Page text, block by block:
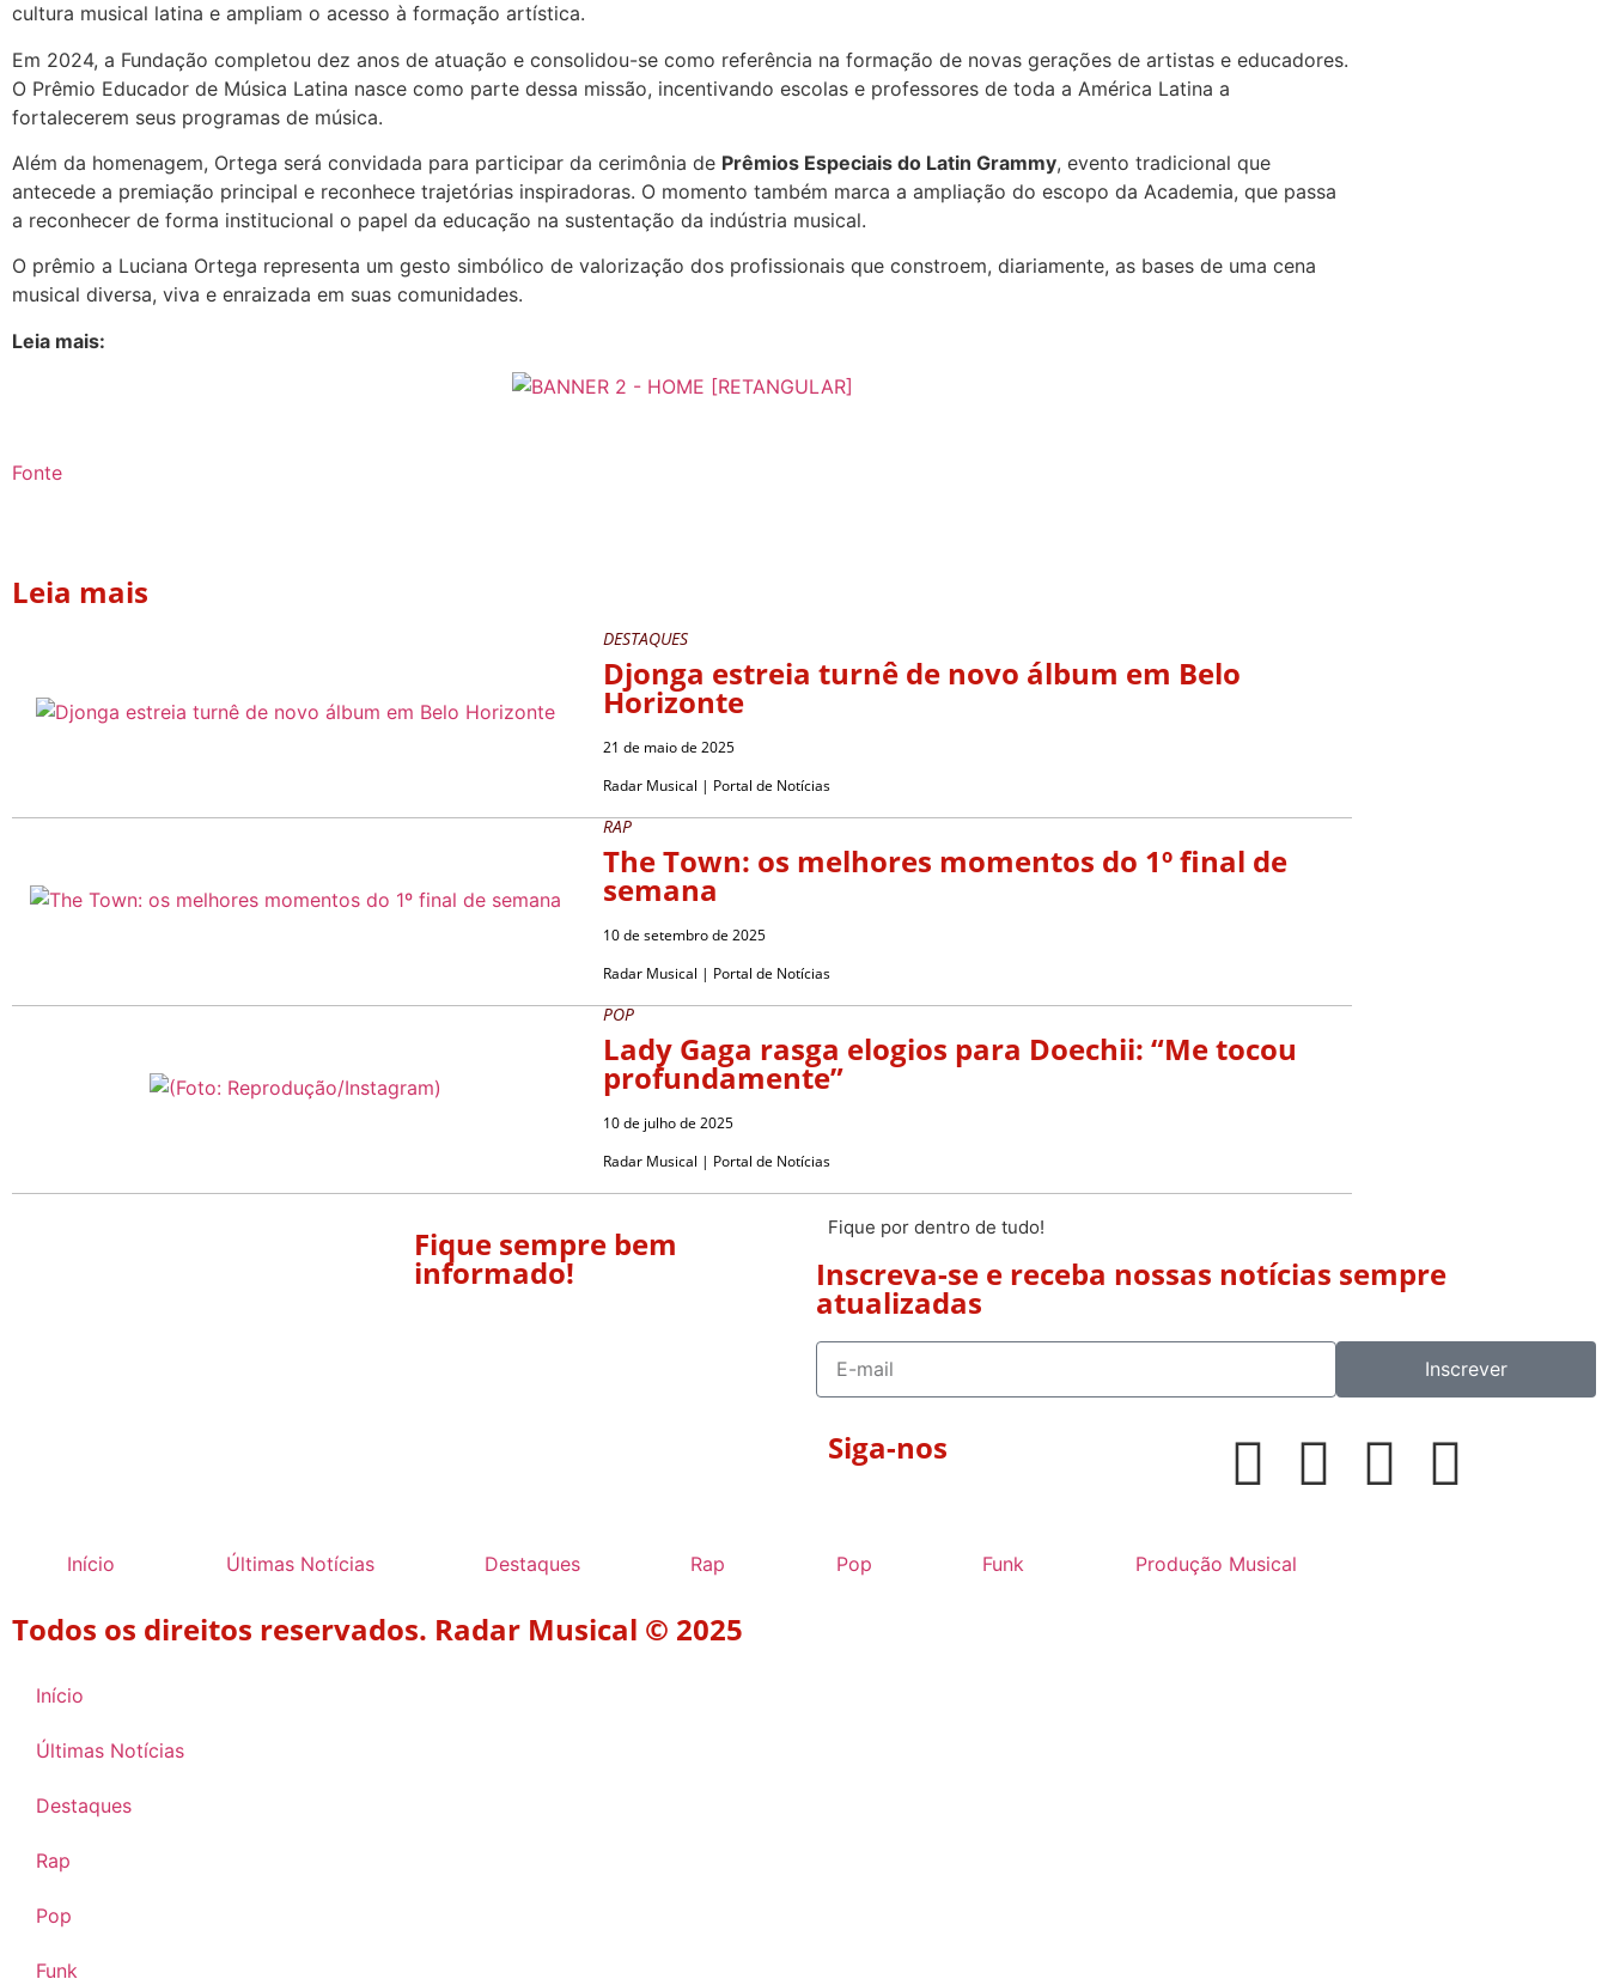
cultura musical latina e ampliam o acesso à formação artística.
Em 2024, a Fundação completou dez anos de atuação e consolidou-se como referência na formação de novas gerações de artistas e educadores.
O Prêmio Educador de Música Latina nasce como parte dessa missão, incentivando escolas e professores de toda a América Latina a
fortalecerem seus programas de música.
Além da homenagem, Ortega será convidada para participar da cerimônia de Prêmios Especiais do Latin Grammy, evento tradicional que
antecede a premiação principal e reconhece trajetórias inspiradoras. O momento também marca a ampliação do escopo da Academia, que passa
a reconhecer de forma institucional o papel da educação na sustentação da indústria musical.
O prêmio a Luciana Ortega representa um gesto simbólico de valorização dos profissionais que constroem, diariamente, as bases de uma cena
musical diversa, viva e enraizada em suas comunidades.
Leia mais:
Fonte
Leia mais
DESTAQUES
Djonga estreia turnê de novo álbum em Belo
Horizonte
21 de maio de 2025
Radar Musical | Portal de Notícias
RAP
The Town: os melhores momentos do 1º final de
semana
10 de setembro de 2025
Radar Musical | Portal de Notícias
POP
Lady Gaga rasga elogios para Doechii: “Me tocou
profundamente”
10 de julho de 2025
Radar Musical | Portal de Notícias
Fique sempre bem
informado!
Fique por dentro de tudo!
Inscreva-se e receba nossas notícias sempre
atualizadas
Inscrever
Siga-nos
Início Últimas Notícias Destaques Rap Pop Funk Produção Musical
Todos os direitos reservados. Radar Musical © 2025
Início
Últimas Notícias
Destaques
Rap
Pop
Funk